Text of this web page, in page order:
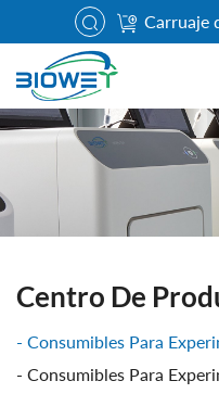
Carruaje
Centro De
Consumibles Para
Consumibles Para